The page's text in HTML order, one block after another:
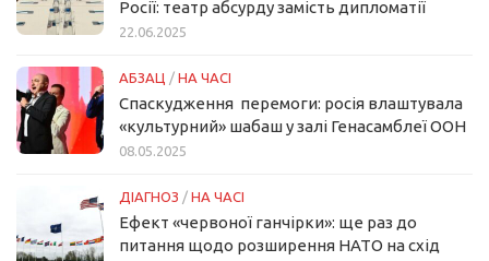
Росії: театр абсурду замість дипломатії
22.06.2025
АБЗАЦ / НА ЧАСІ
Спаскудження перемоги: росія влаштувала
«культурний» шабаш у залі Генасамблеї ООН
08.05.2025
ДІАГНОЗ / НА ЧАСІ
Ефект «червоної ганчірки»: ще раз до
питання щодо розширення НАТО на схід